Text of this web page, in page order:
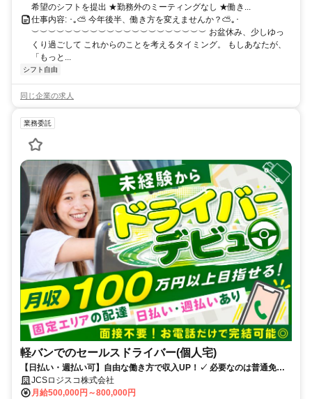
希望のシフトを提出 ★勤務外のミーティングなし ★働き...
仕事内容: ･｡⛅ 今年後半、働き方を変えませんか？⛅｡･
︶︶︶︶︶︶︶︶︶︶︶︶︶︶︶︶︶︶︶︶︶ お盆休み、少しゆっ
くり過ごして これからのことを考えるタイミング。 もしあなたが、
「もっと...
シフト自由
同じ企業の求人
業務委託
軽バンでのセールスドライバー(個人宅)
【日払い・週払い可】自由な働き方で収入UP！✓ 必要なのは普通免許
だけ！未経験から月収100万円オーバー多数 ◎高月収！社宅あり
JCSロジスコ株式会社
月給500,000円～800,000円